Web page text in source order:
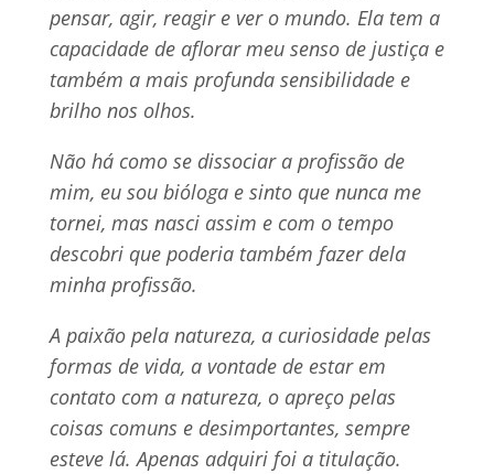
pensar, agir, reagir e ver o mundo. Ela tem a
capacidade de aflorar meu senso de justiça e
também a mais profunda sensibilidade e
brilho nos olhos.
Não há como se dissociar a profissão de
mim, eu sou bióloga e sinto que nunca me
tornei, mas nasci assim e com o tempo
descobri que poderia também fazer dela
minha profissão.
A paixão pela natureza, a curiosidade pelas
formas de vida, a vontade de estar em
contato com a natureza, o apreço pelas
coisas comuns e desimportantes, sempre
esteve lá. Apenas adquiri foi a titulação.